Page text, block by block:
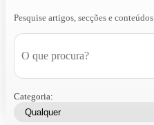
Pesquise artigos, secções e conteúdos
Categoria: